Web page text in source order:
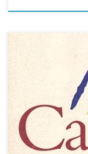
El equivalente al
el Parque Temático
conocer como abono
polémicas que
Universal. El pase de